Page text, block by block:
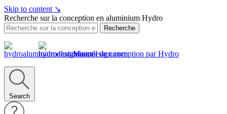
Skip to content ↘
Recherche sur la conception en aluminium Hydro
Recherche
Manuel de conception par Hydro
Search